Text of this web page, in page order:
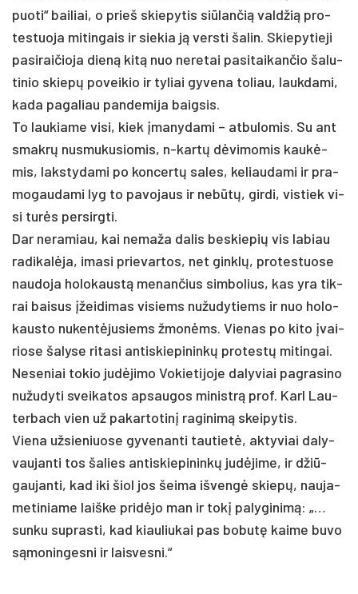
puo­ti“ bai­liai, o prie­š skie­py­tis siū­lan­čią vald­žią pro­
tes­tuo­ja mi­tin­gais ir sie­kia ją vers­ti ša­lin. Skie­py­tie­ji
pa­si­rai­čio­ja dieną kitą nuo ne­re­tai pa­si­tai­kan­čio ša­lu­
ti­nio skiepų po­vei­kio ir ty­liai gy­ve­na to­liau, lauk­da­mi,
ka­da pa­ga­liau pan­de­mi­ja baig­sis.
To lau­kia­me vi­si, kiek įma­ny­da­mi – at­bu­lo­mis. Su ant
smakrų nu­smu­ku­sio­mis, n-kartų dėvi­mo­mis kaukė­
mis, laks­ty­da­mi po kon­certų sa­les, ke­liau­da­mi ir pra­
mo­gau­da­mi lyg to pa­vo­jaus ir ne­būtų, gir­di, vis­tiek vi­
si turės per­si­rgti.
Dar ne­ra­miau, kai ne­ma­ža da­lis be­skie­pių vis la­biau
ra­di­kalė­ja, ima­si prie­var­tos, net ginklų, pro­tes­tuo­se
nau­do­ja ho­lo­kaustą me­nan­čius sim­bo­lius, kas yra tik­
rai bai­sus įžei­di­mas vi­siems nu­žu­dy­tiems ir nuo ho­lo­
kaus­to nu­kentė­ju­siems žmonėms. Vie­nas po ki­to įvai­
rio­se ša­ly­se ri­ta­si an­tis­kie­pi­ninkų pro­testų mi­tin­gai.
Ne­se­niai to­kio judė­ji­mo Vo­kie­ti­jo­je da­ly­viai pa­gra­si­no
nu­žu­dy­ti svei­ka­tos ap­sau­gos mi­nistrą pro­f. Karl Lau­
ter­bach vien už pa­kar­to­tinį ra­gi­nimą skei­py­tis.
Vie­na už­sie­niuo­se gy­ve­nan­ti tau­tietė, ak­ty­viai da­ly­
vau­jan­ti tos ša­lies an­tis­kie­pi­ninkų judė­ji­me, ir džiū­
gau­jan­ti, kad iki šiol jos šei­ma iš­vengė skiepų, nau­ja­
me­ti­nia­me laiš­ke pri­dėjo man ir tokį pa­ly­gi­nimą: „…
sun­ku su­pras­ti, kad kiau­liu­kai pas bo­butę kai­me bu­vo
sąmo­nin­ges­ni ir lais­ves­ni.“